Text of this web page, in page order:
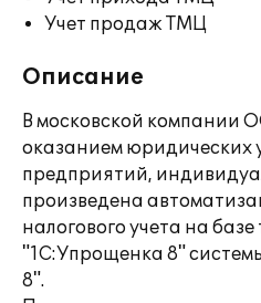
Учет продаж ТМЦ
Описание
В московской
оказанием юридических
предприятий,
произведена
налогового учета на
"1С:Упрощенка 8"
8".